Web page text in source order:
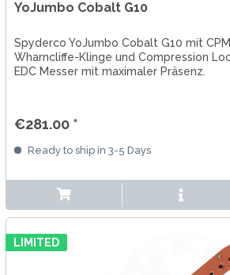
YoJumbo Cobalt G10
Spyderco YoJumbo Cobalt G10 mit
Wharncliffe-Klinge und Compression
EDC Messer mit maximaler Präsenz.
€281.00 *
Ready to ship in 3-5 Days
LIMITED